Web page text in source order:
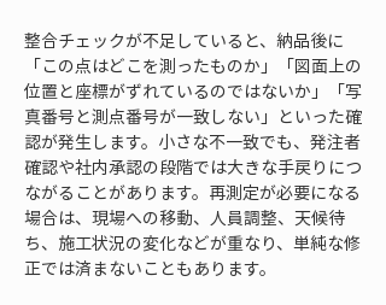
整合チェックが不足していると、納品後に
「この点はどこを測ったものか」「図面上の
位置と座標がずれているのではないか」「写
真番号と測点番号が一致しない」といった確
認が発生します。小さな不一致でも、発注者
確認や社内承認の段階では大きな手戻りにつ
ながることがあります。再測定が必要になる
場合は、現場への移動、人員調整、天候待
ち、施工状況の変化などが重なり、単純な修
正では済まないこともあります。